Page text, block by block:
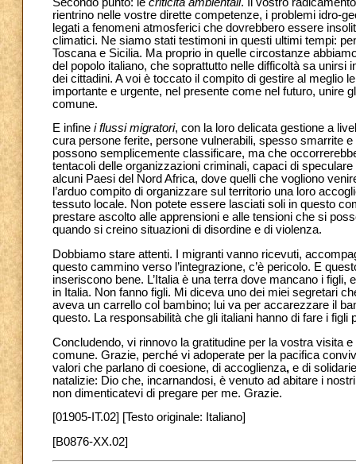
rientrino nelle vostre dirette competenze, i problemi idro-
legati a fenomeni atmosferici che dovrebbero essere
climatici. Ne siamo stati testimoni in questi ultimi tempi:
Toscana e Sicilia. Ma proprio in quelle circostanze
del popolo italiano, che soprattutto nelle difficoltà sa unirsi
dei cittadini. A voi è toccato il compito di gestire al meglio
importante e urgente, nel presente come nel futuro, unire
comune.
E infine i flussi migratori, con la loro delicata gestione a
cura persone ferite, persone vulnerabili, spesso smarrite
possono semplicemente classificare, ma che
tentacoli delle organizzazioni criminali, capaci di
alcuni Paesi del Nord Africa, dove quelli che vogliono
l’arduo compito di organizzare sul territorio una loro
tessuto locale. Non potete essere lasciati soli in questo
prestare ascolto alle apprensioni e alle tensioni che si
quando si creino situazioni di disordine e di violenza.
Dobbiamo stare attenti. I migranti vanno ricevuti,
questo cammino verso l’integrazione, c’è pericolo. E
inseriscono bene. L’Italia è una terra dove mancano i
in Italia. Non fanno figli. Mi diceva uno dei miei segretari
aveva un carrello col bambino; lui va per accarezzare il
questo. La responsabilità che gli italiani hanno di fare i
Concludendo, vi rinnovo la gratitudine per la vostra visita
comune. Grazie, perché vi adoperate per la pacifica
valori che parlano di coesione, di accoglienza, e di
natalizie: Dio che, incarnandosi, è venuto ad abitare i
non dimenticatevi di pregare per me. Grazie.
[01905-IT.02] [Testo originale: Italiano]
[B0876-XX.02]